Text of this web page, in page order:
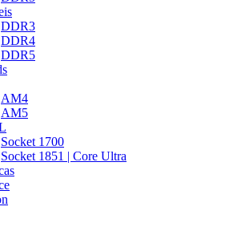
DDR3
DDR4
DDR5
AM4
AM5
Socket 1700
Socket 1851 | Core Ultra